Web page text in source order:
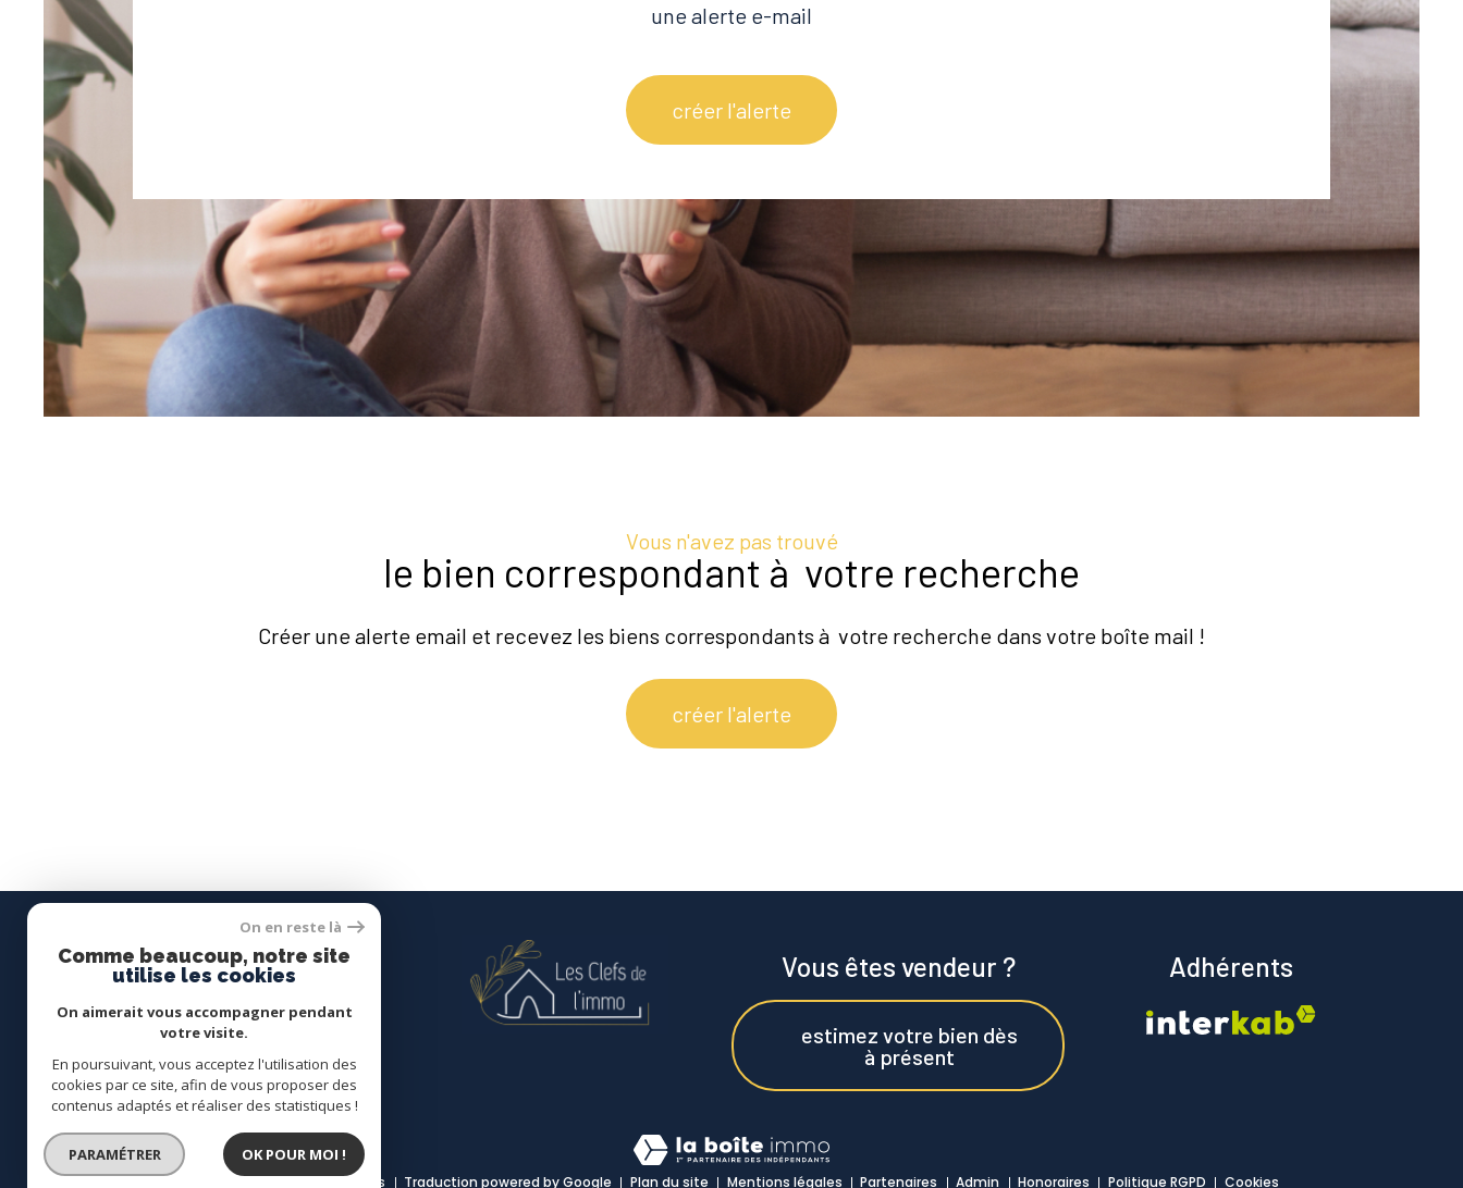
une alerte e-mail
créer l'alerte
Vous n'avez pas trouvé
le bien correspondant à votre recherche
Créer une alerte email et recevez les biens correspondants à votre recherche dans votre boîte mail !
créer l'alerte
Se connecter
espace propriétaire
Vous êtes vendeur ?
estimez votre bien dès
à présent
Adhérents
Tous droits réservés Traduction powered by Google Plan du site Mentions légales Partenaires Admin Honoraires Politique RGPD Cookies
On en reste là
Comme beaucoup, notre site
utilise les cookies
On aimerait vous accompagner pendant
votre visite.
En poursuivant, vous acceptez l'utilisation des
cookies par ce site, afin de vous proposer des
contenus adaptés et réaliser des statistiques !
PARAMÉTRER OK POUR MOI !